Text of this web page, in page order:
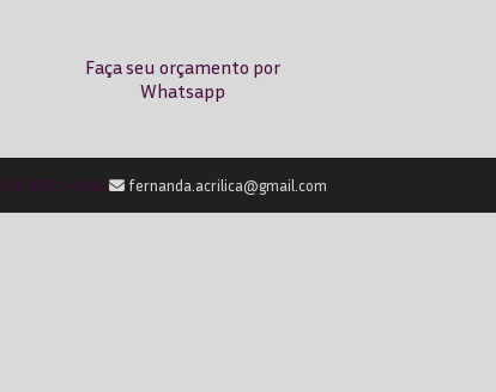
Faça seu orçamento por
Whatsapp
(11) 9759-0042 fernanda.acrilica@gmail.com